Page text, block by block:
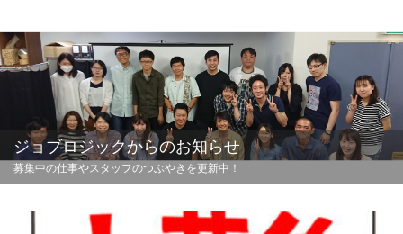
ジョブロジックからのお知らせ
募集中の仕事やスタッフのつぶやきを更新中！